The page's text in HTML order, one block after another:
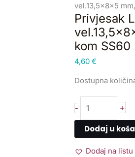
vel.13,5x8x5
Privjesak
kom SS60
4,60 €
Dostupna
-
pozlata
24
karat.zlatom
,
kom
SS60
+
Dodaj u
Dodaj na listu